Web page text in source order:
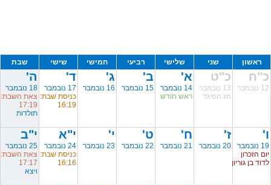
ראשון שני שלישי רביעי חמישי שישי שבת
כ"ח
12 נובמבר
כ"ט
13 נובמבר
חג הסיגד
א'
14 נובמבר
ראש חודש
ב'
15 נובמבר
ג'
16 נובמבר
ד'
17 נובמבר
כניסת שבת:
16:19
ה'
18 נובמבר
צאת השבת:
17:19
תולדות
ו'
19 נובמבר
יום הזכרון
לדוד בן גוריון
ז'
20 נובמבר
ח'
21 נובמבר
ט'
22 נובמבר
י'
23 נובמבר
י"א
24 נובמבר
כניסת שבת:
16:16
י"ב
25 נובמבר
צאת השבת:
17:17
ויצא